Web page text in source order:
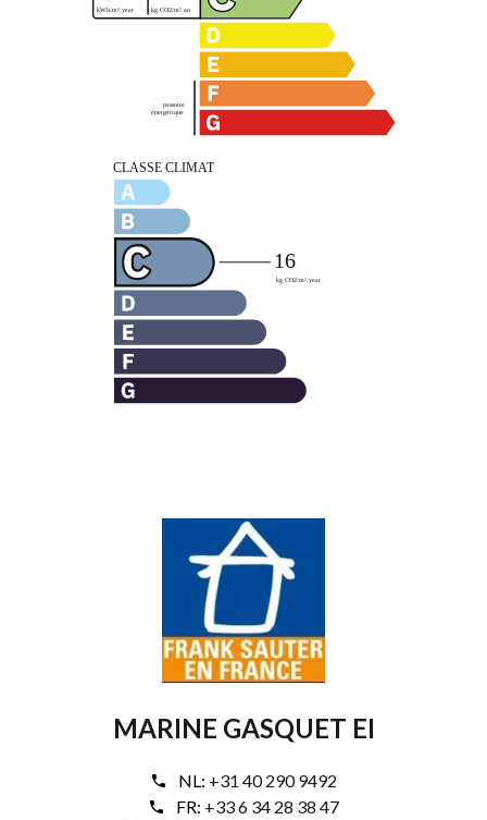
MARINE GASQUET EI
NL: +31 40 290 9492
FR: +33 6 34 28 38 47